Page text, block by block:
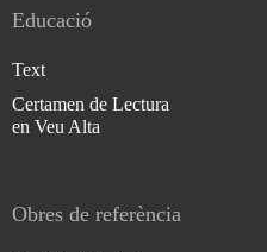
Educació
Text
Certamen de Lectura
en Veu Alta
Obres de referència